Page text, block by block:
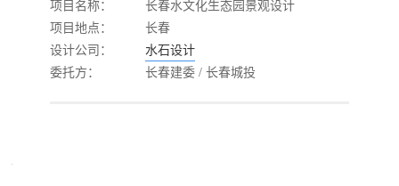
项目名称：
长春水文化生态园景观设计
项目地点：
长春
设计公司：
水石设计
委托方：
长春建委 / 长春城投